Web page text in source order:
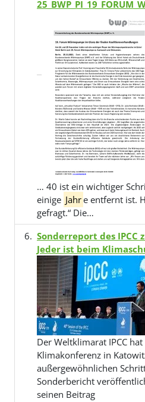
… 40 ist ein wichtiger
einige Jahre entfernt ist.
gefragt.“ Die…
Sonderreport des
Jeder ist beim
Der Weltklimarat IPCC
Klimakonferenz in
außergewöhnlichen
Sonderbericht
seinen Beitrag